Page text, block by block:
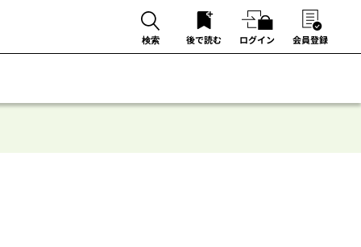
検索 後で読む ログイン 会員登録